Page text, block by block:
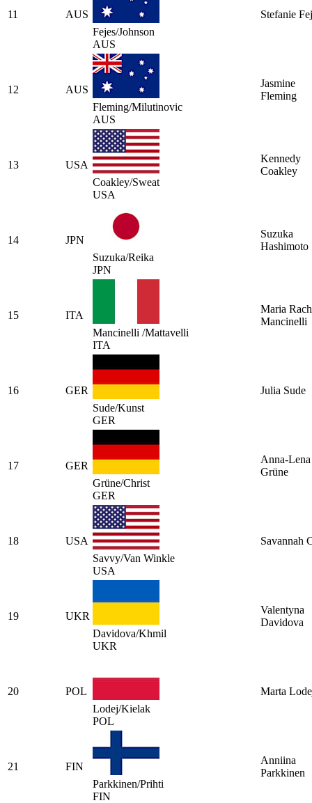
11
AUS
Fejes/Johnson
AUS
Stefanie
12
AUS
Fleming/Milutinovic
AUS
Jasmine
Fleming
13
USA
Coakley/Sweat
USA
Kennedy
Coakley
14
JPN
Suzuka/Reika
JPN
Suzuka
Hashimoto
15
ITA
Mancinelli /Mattavelli
ITA
Maria
Mancinelli
16
GER
Sude/Kunst
GER
Julia Sude
17
GER
Grüne/Christ
GER
Anna-Lena
Grüne
18
USA
Savvy/Van Winkle
USA
Savannah
19
UKR
Davidova/Khmil
UKR
Valentyna
Davidova
20
POL
Lodej/Kielak
POL
Marta
21
FIN
Parkkinen/Prihti
FIN
Anniina
Parkkinen